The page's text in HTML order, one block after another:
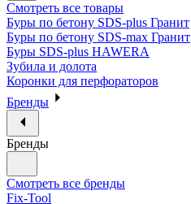
Смотреть все товары
Буры по бетону SDS-plus Гранит
Буры по бетону SDS-max Гранит
Буры SDS-plus HAWERA
Зубила и долота
Коронки для перфораторов
Бренды
Бренды
Смотреть все бренды
Fix-Tool